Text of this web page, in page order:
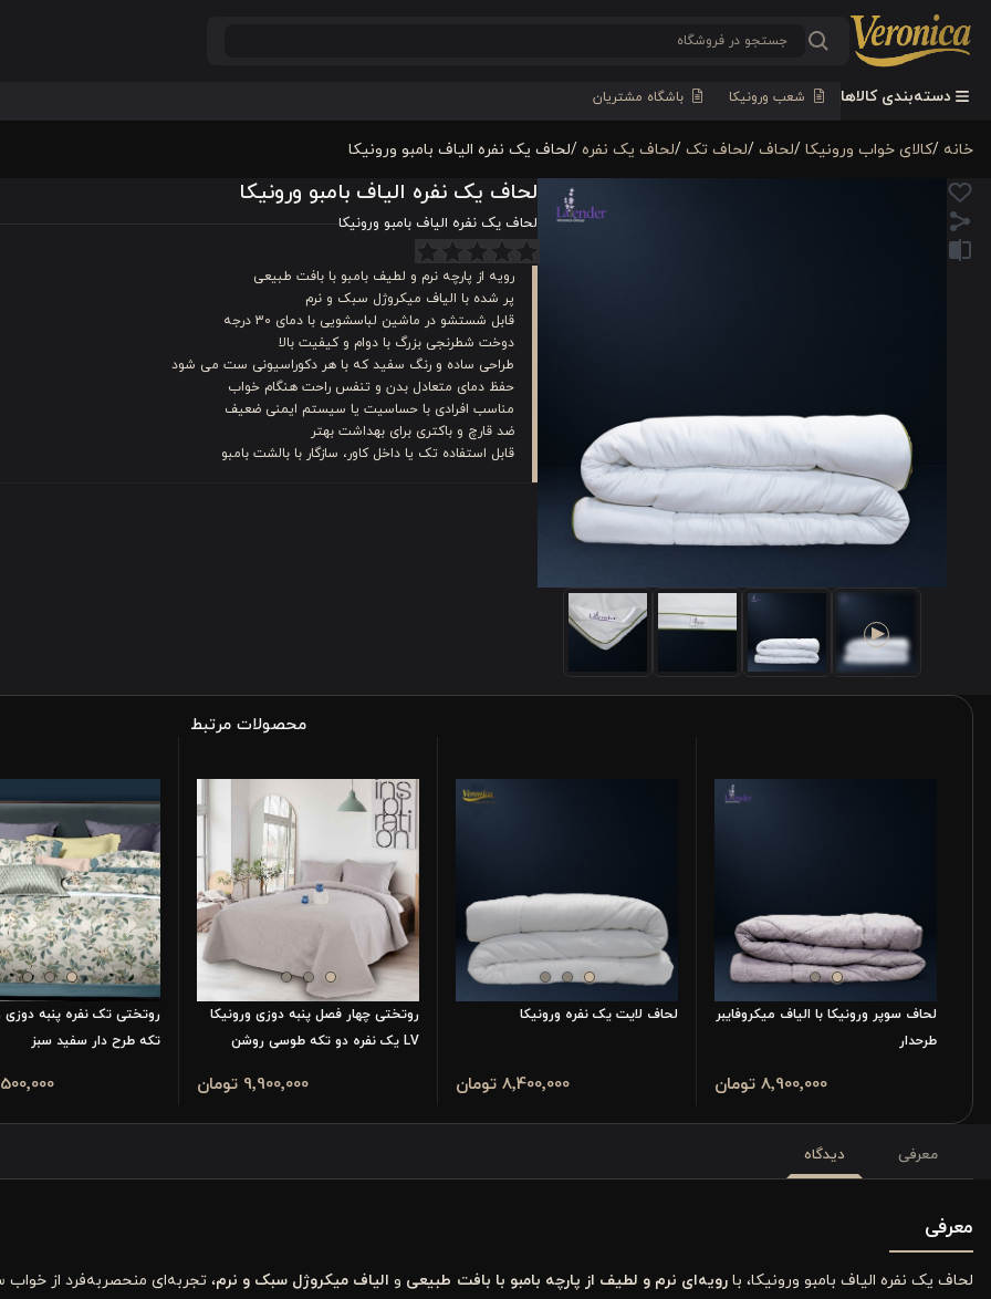
دسته‌بندی کالاها شعب ورونیکا باشگاه مشتریان
خانه /کالای خواب ورونیکا /لحاف /لحاف تک /لحاف یک نفره /لحاف یک نفره الیاف بامبو ورونیکا
لحاف یک نفره الیاف بامبو ورونیکا
لحاف یک نفره الیاف بامبو ورونیکا
رویه از پارچه نرم و لطیف بامبو با بافت طبیعی
پر شده با الیاف میکروژل سبک و نرم
قابل شستشو در ماشین لباسشویی با دمای 30 درجه
دوخت شطرنجی بزرگ با دوام و کیفیت بالا
طراحی ساده و رنگ سفید که با هر دکوراسیونی ست می شود
حفظ دمای متعادل بدن و تنفس راحت هنگام خواب
مناسب افرادی با حساسیت یا سیستم ایمنی ضعیف
ضد قارچ و باکتری برای بهداشت بهتر
قابل استفاده تک یا داخل کاور، سازگار با بالشت بامبو
محصولات مرتبط
لحاف سوپر ورونیکا با الیاف میکروفایبر
طرحدار
8٬900٬000 تومان
لحاف لایت یک نفره ورونیکا
8٬400٬000 تومان
روتختی چهار فصل پنبه دوزی ورونیکا
LV یک نفره دو تکه طوسی روشن
9٬900٬000 تومان
روتختی تک نفره پنبه دوزی
تکه طرح دار سفید سبز
11٬500٬000
معرفی دیدگاه
معرفی
لحاف یک نفره الیاف بامبو ورونیکا، بارویه‌ای نرم و لطیف از پارچه بامبو با بافت طبیعی و الیاف میکروژل سبک و نرم، تجربه‌ای منحصربه‌فرد از